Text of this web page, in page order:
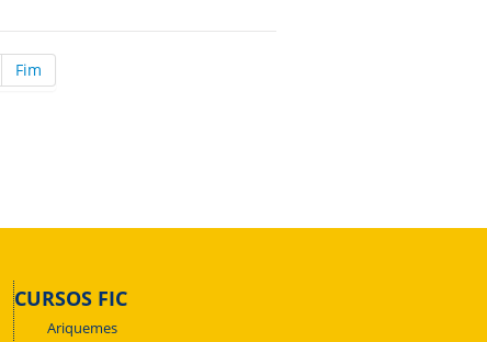
Fim
CURSOS FIC
Ariquemes